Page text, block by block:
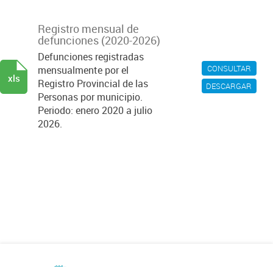
CONSULTAR
DESCARGAR
Registro mensual de
defunciones (2020-2026)
Defunciones registradas
mensualmente por el
Registro Provincial de las
Personas por municipio.
Periodo: enero 2020 a julio
2026.
xls